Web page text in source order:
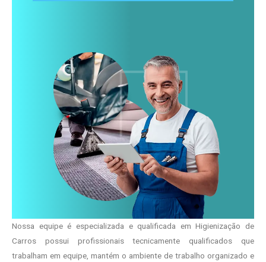
Nossa equipe é especializada e qualificada em Higienização de
Carros possui profissionais tecnicamente qualificados que
trabalham em equipe, mantém o ambiente de trabalho organizado e